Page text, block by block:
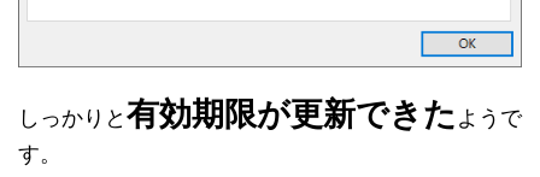
しっかりと有効期限が更新できた ようで
す。